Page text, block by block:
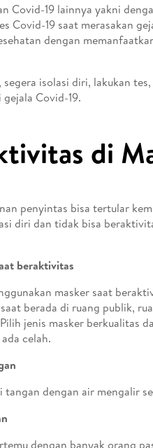
Covid-19 lainnya yakni
Covid-19 saat merasakan
dengan
isolasi diri, lakukan
Covid-19.
di
penyintas bisa tertular
diri dan tidak bisa
beraktivitas
masker saat
berada di ruang publik,
jenis masker berkualitas
celah.
tangan dengan air mengalir
dengan banyak orang